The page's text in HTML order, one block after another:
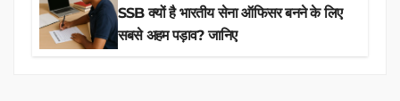
SSB क्यों है भारतीय सेना ऑफिसर बनने के लिए
सबसे अहम पड़ाव? जानिए